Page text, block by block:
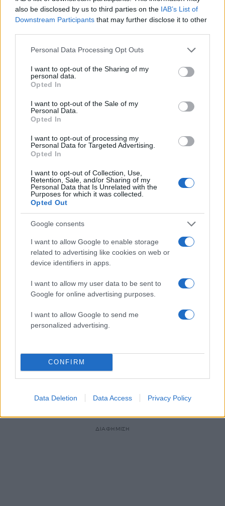
also be disclosed by us to third parties on the IAB’s List of
Downstream Participants that may further disclose it to other
Please note that this website/app uses one or more Google
not limited to your visit or usage behaviour. You may click to
grant or deny consent to Google and its third-party tags to
use your data for below specified purposes in below Google
consent section.
Personal Data Processing Opt Outs
I want to opt-out of the Sharing of my
personal data.
Opted In
I want to opt-out of the Sale of my
Personal Data.
Opted In
I want to opt-out of processing my
Personal Data for Targeted Advertising.
Opted In
I want to opt-out of Collection, Use,
Retention, Sale, and/or Sharing of my
Personal Data that Is Unrelated with the
Purposes for which it was collected.
Opted Out
Google consents
I want to allow Google to enable storage
related to advertising like cookies on web or
device identifiers in apps.
I want to allow my user data to be sent to
Google for online advertising purposes.
I want to allow Google to send me
personalized advertising.
CONFIRM
Data Deletion Data Access Privacy Policy
14:40 05.09.23
«Τρύπησαν» με εκσκαφέα το Σινικό Τείχος για
να «κόψουν» δρόμο!
02.05.18
Αρχαιοκάπηλοι καταστρέφουν το Σινικό
Τείχος! Τους έπιασαν στα πράσα με κλεμμένα
τον Ντόναλντ [pics]
ΔΙΑΦΗΜΙΣΗ